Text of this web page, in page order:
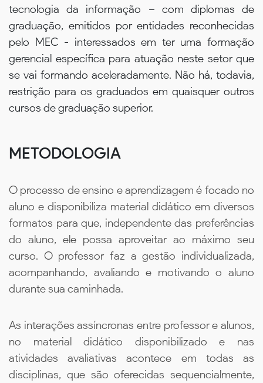
tecnologia da informação – com diplomas de
graduação, emitidos por entidades reconhecidas
pelo MEC - interessados em ter uma formação
gerencial específica para atuação neste setor que
se vai formando aceleradamente. Não há, todavia,
restrição para os graduados em quaisquer outros
cursos de graduação superior.
METODOLOGIA
O processo de ensino e aprendizagem é focado no
aluno e disponibiliza material didático em diversos
formatos para que, independente das preferências
do aluno, ele possa aproveitar ao máximo seu
curso. O professor faz a gestão individualizada,
acompanhando, avaliando e motivando o aluno
durante sua caminhada.
As interações assíncronas entre professor e alunos,
no material didático disponibilizado e nas
atividades avaliativas acontece em todas as
disciplinas, que são oferecidas sequencialmente,